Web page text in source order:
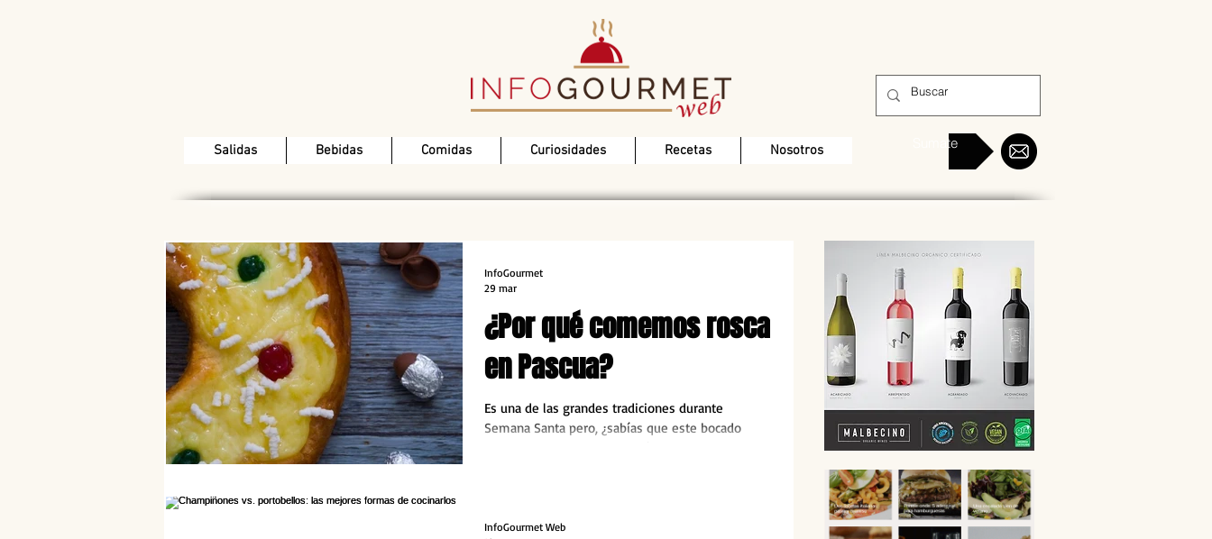
Salidas Bebidas Comidas Curiosidades Recetas Nosotros Sumate
¿Por qué comemos rosca
en Pascua?
Es una de las grandes tradiciones durante
Semana Santa pero, ¿sabías que este bocado
InfoGourmet
29 mar
InfoGourmet Web